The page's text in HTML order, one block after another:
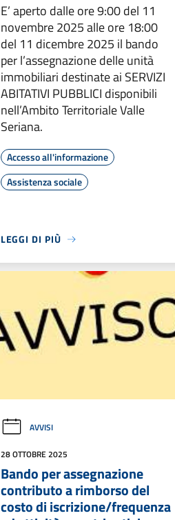
E’ aperto dalle ore 9:00 del 11
novembre 2025 alle ore 18:00
del 11 dicembre 2025 il bando
per l’assegnazione delle unità
immobiliari destinate ai SERVIZI
ABITATIVI PUBBLICI disponibili
nell’Ambito Territoriale Valle
Seriana.
Accesso all'informazione
Assistenza sociale
LEGGI DI PIÙ
AVVISI
28 OTTOBRE 2025
Bando per assegnazione
contributo a rimborso del
costo di iscrizione/frequenza